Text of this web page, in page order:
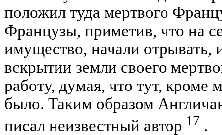
положил туда мертвого
Французы, приметив, что на
имущество, начали отрывать,
вскрытии земли своего
работу, думая, что тут, кроме
было. Таким образом
писал неизвестный автор 17 .